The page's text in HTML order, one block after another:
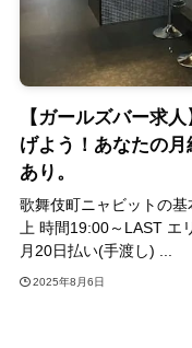
【ガールズバー求
げよう！あなたの
あり。
歌舞伎町ニャビットの
上 時間19:00～LAST エ
月20日払い(手渡し) ...
2025年8月6日